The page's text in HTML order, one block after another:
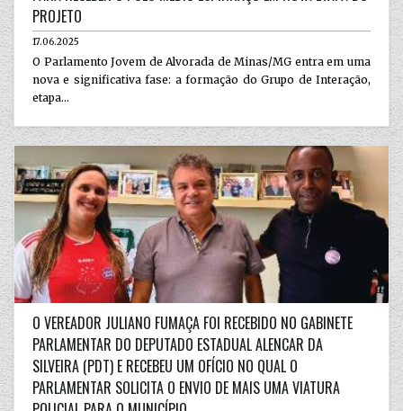
PROJETO
17.06.2025
O Parlamento Jovem de Alvorada de Minas/MG entra em uma
nova e significativa fase: a formação do Grupo de Interação,
etapa...
O VEREADOR JULIANO FUMAÇA FOI RECEBIDO NO GABINETE
PARLAMENTAR DO DEPUTADO ESTADUAL ALENCAR DA
SILVEIRA (PDT) E RECEBEU UM OFÍCIO NO QUAL O
PARLAMENTAR SOLICITA O ENVIO DE MAIS UMA VIATURA